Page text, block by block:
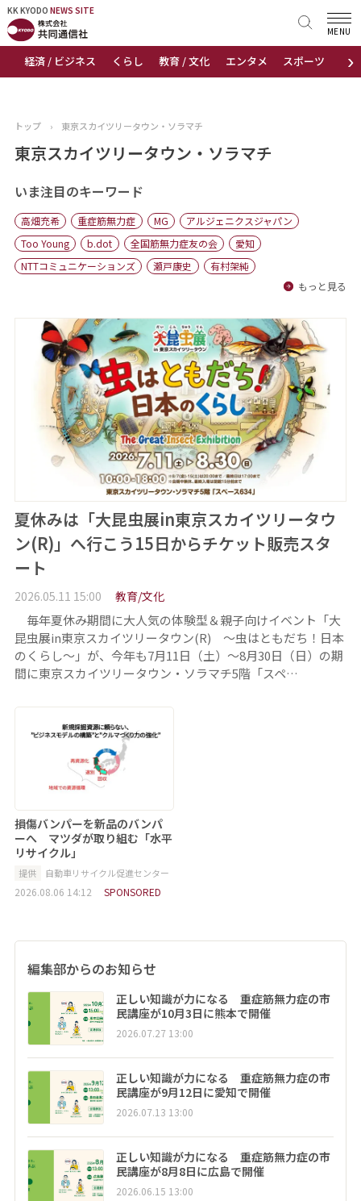
KK KYODO NEWS SITE
›
経済 / ビジネス くらし 教育 / 文化 エンタメ スポーツ 地域
MENU
KK KYODONEWS SITE
トップページ
ニュース
おすすめコンテンツ
出版物
会社概要
トップ › 東京スカイツリータウン・ソラマチ
東京スカイツリータウン・ソラマチ
いま注目のキーワード
高畑充希 重症筋無力症 MG
アルジェニクスジャパン
Too Young
b.dot 全国筋無力症友の会
愛知
NTTコミュニケーションズ
瀬戸康史
有村架純
もっと見る
夏休みは「大昆虫展in東京スカイツリータウ
ン(R)」へ行こう15日からチケット販売スタ
ート
2026.05.11 15:00 教育/文化
毎年夏休み期間に大人気の体験型＆親子向けイベント「大
昆虫展in東京スカイツリータウン(R) ～虫はともだち！日本
のくらし～」が、今年も7月11日（土）～8月30日（日）の期
間に東京スカイツリータウン・ソラマチ5階「スペ…
損傷バンパーを新品のバンパ
ーへ マツダが取り組む「水平
リサイクル」
提供 自動車リサイクル促進センター
2026.08.06 14:12 SPONSORED
編集部からのお知らせ
正しい知識が力になる 重症筋無力症の市
民講座が10月3日に熊本で開催
2026.07.27 13:00
正しい知識が力になる 重症筋無力症の市
民講座が9月12日に愛知で開催
2026.07.13 13:00
正しい知識が力になる 重症筋無力症の市
民講座が8月8日に広島で開催
2026.06.15 13:00